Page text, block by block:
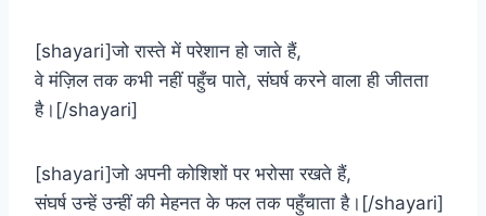
[shayari]जो रास्ते में परेशान हो जाते हैं,
वे मंज़िल तक कभी नहीं पहुँच पाते, संघर्ष करने वाला ही जीतता
है।[/shayari]
[shayari]जो अपनी कोशिशों पर भरोसा रखते हैं,
संघर्ष उन्हें उन्हीं की मेहनत के फल तक पहुँचाता है।[/shayari]